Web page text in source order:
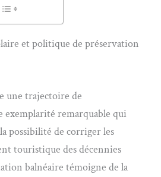
et politique de préservation
une trajectoire de
exemplarité remarquable qui
possibilité de corriger les
touristique des décennies
balnéaire témoigne de la